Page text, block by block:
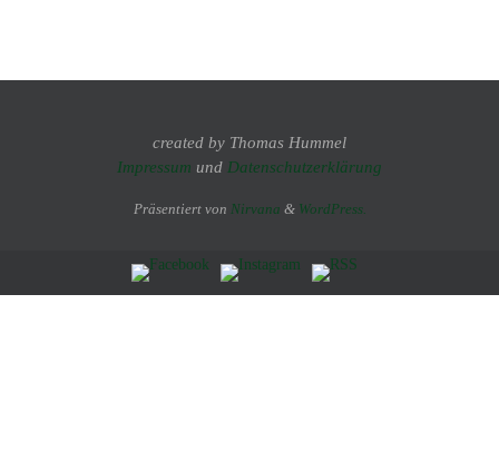
created by Thomas Hummel
Impressum und Datenschutzerklärung
Präsentiert von Nirvana & WordPress.